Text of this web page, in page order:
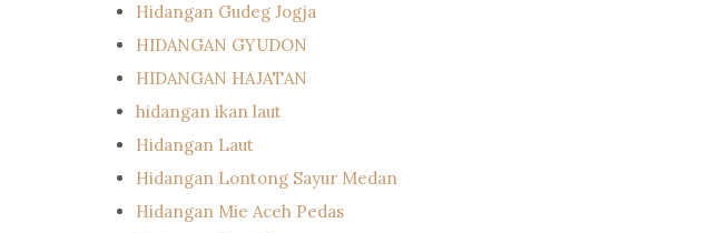
Hidangan Gudeg Jogja
HIDANGAN GYUDON
HIDANGAN HAJATAN
hidangan ikan laut
Hidangan Laut
Hidangan Lontong Sayur Medan
Hidangan Mie Aceh Pedas